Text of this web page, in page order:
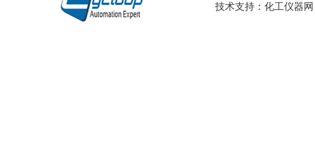
技术支持： 化工仪器网